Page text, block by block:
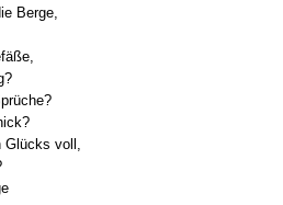
Berge,
voll,